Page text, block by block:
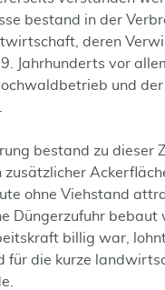
bestand in der
deren
Jahrhunderts vor
und
bestand zu dieser
zusätzlicher
ohne Viehstand
Düngerzufuhr bebaut
billig war,
für die kurze